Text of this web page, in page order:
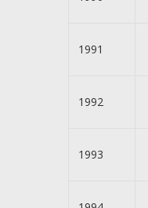
1991
1992
1993